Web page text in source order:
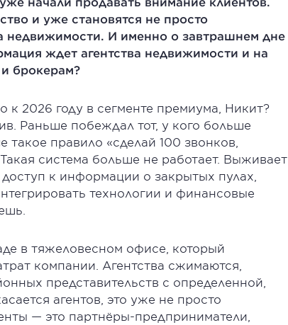
и уже становятся не просто
недвижимости. И именно о завтрашнем дне
ждет агентства недвижимости и на
брокерам?
2026 году в сегменте премиума, Никит?
Раньше побеждал тот, у кого больше
правило «сделай 100 звонков,
система больше не работает. Выживает
к информации о закрытых пулах,
технологии и финансовые
в тяжеловесном офисе, который
компании. Агентства сжимаются,
представительств с определенной,
агентов, это уже не просто
— это партнёры-предприниматели,